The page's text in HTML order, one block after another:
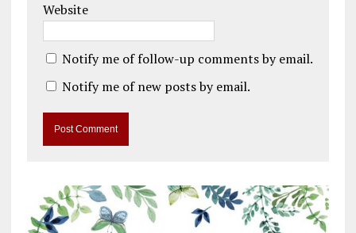
Website
Notify me of follow-up comments by email.
Notify me of new posts by email.
t
e